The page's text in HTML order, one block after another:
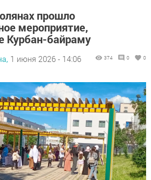
прошло
мероприятие,
Курбан-байраму
1 июня 2026 - 14:06 374 0 0